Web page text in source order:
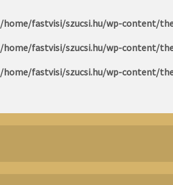
/home/fastvisi/szucsi.hu/wp-content/
/home/fastvisi/szucsi.hu/wp-content/
/home/fastvisi/szucsi.hu/wp-content/